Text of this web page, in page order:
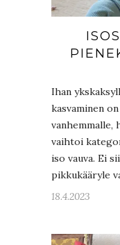
Ihan
kasvaminen
vanhemmalle,
vaihtoi
iso vauva. Ei
pikkukääryle
18.4.2023